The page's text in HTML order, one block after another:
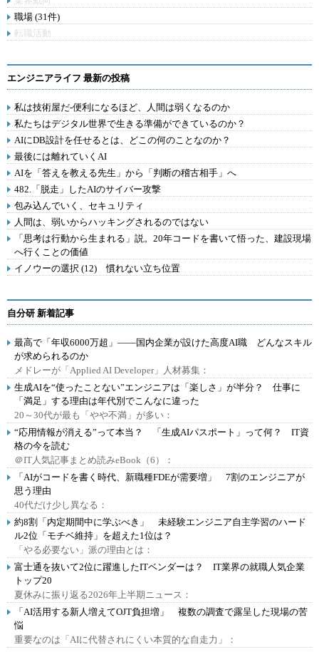
職場 (31件)
転職活動
エンジニアライフ 最新の投稿
私は技術屋だ-便利になるほど、人間は弱くなるのか
私たちはデジタル世界で生きる準備ができているのか？
AIにDB設計を任せるとは、どこの何のことなのか？
最後には離れていくAI
AIを「答えを教える先生」から「判断の稽古相手」へ
482.「脱走」したAIのサイバー攻撃
包み込んでいく、セキュリティ
人間は、弱いからハッキングされるのではない
「思考は行動から生まれる」説。20年コードを書いて悟った、建設現場
へ行くことの価値
イノウーの選択 (12) 慣れない立ち位置
自分研 新着記事
最高で「年収6000万超」――国内企業が設けた高度AI職 どんなスキル
が求められるのか
メドレーが「Applied AI Developer」人材募集：
生成AIを“使ったことない”エンジニアは「楽しさ」が半分？ 仕事に
「満足」する理由は年代別でこんなに違った
20～30代が最も「やや不満」が多い：
“応用情報が消える”って本当？ 「生成AIパスポート」って何？ IT資
格の今を読む
＠IT人気記事まとめ読みeBook（6）：
「AIがコードを書く時代、新職種FDEが需要増」 7割のエンジニアが
思う理由
40代だけ少し異なる：
約8割「内定期間中に学ぶべき」 未経験エンジニア自主学習のハード
ル2位「モチベ維持」を超えた1位は？
「やる必要ない」派の理由とは：
富士通を抜いて2位に躍進したITベンダーは？ IT業界の就職人気企業
トップ20
夏休みに振り返る2026年上半期ニュース：
「AI活用する新人増えてOJT負担増」 複数の調査で露呈した現場の苦
悩
重要なのは「AIに代替されにくい本質的な自走力」：